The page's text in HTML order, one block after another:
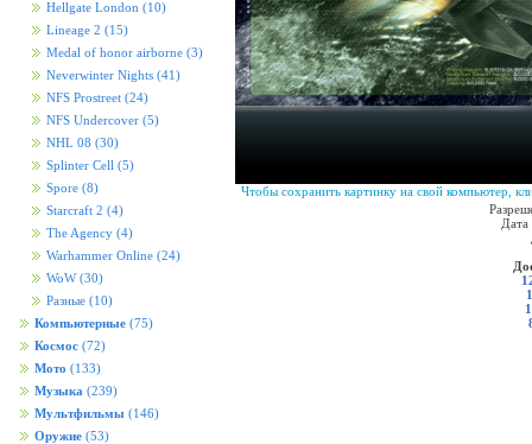
Hellgate London (10)
Lineage 2 (15)
Medal of honor airborne (3)
Neverwinter Nights (41)
NFS Prostreet (24)
NFS Undercover (5)
NHL 08 (30)
Splinter Cell (5)
Spore (8)
Starcraft 2 (4)
The Agency (4)
Warhammer Online (24)
WoW(30)
Разные (10)
Компьютерные (75)
Космос (72)
Мото (133)
Музыка (239)
Мультфильмы (146)
Оружие (53)
Чтобы сохранить картинку на свой компьютер,
Дата